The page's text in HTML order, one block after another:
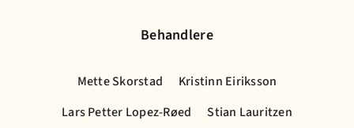
Behandlere
Mette Skorstad
Kristinn Eiriksson
Lars Petter Lopez-Røed
Stian Lauritzen